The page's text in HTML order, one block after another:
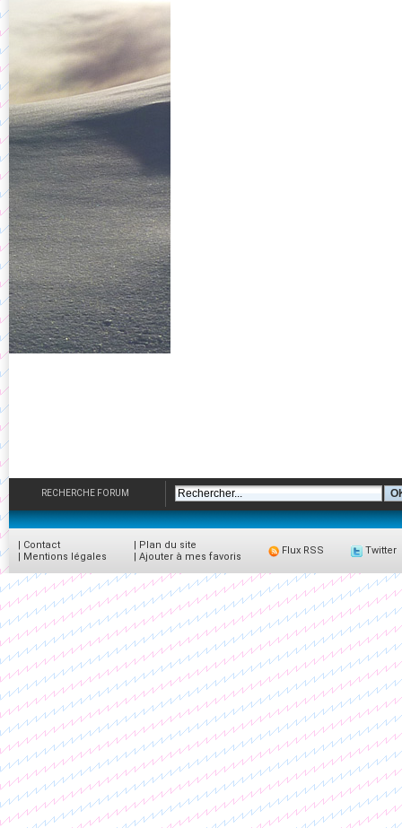
RECHERCHE FORUM
| Contact
| Mentions légales
| Plan du site
| Ajouter à mes favoris
Flux RSS Twitter